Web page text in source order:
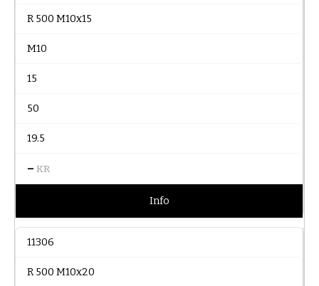
R 500 M10x15
M10
15
50
19.5
– KR
Info
11306
R 500 M10x20